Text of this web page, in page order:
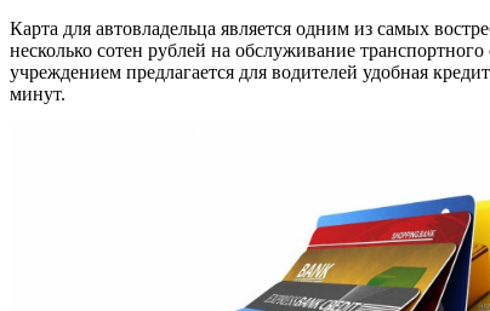
Карта для автовладельца является одним из самых
несколько сотен рублей на обслуживание
учреждением предлагается для водителей удобная
минут.